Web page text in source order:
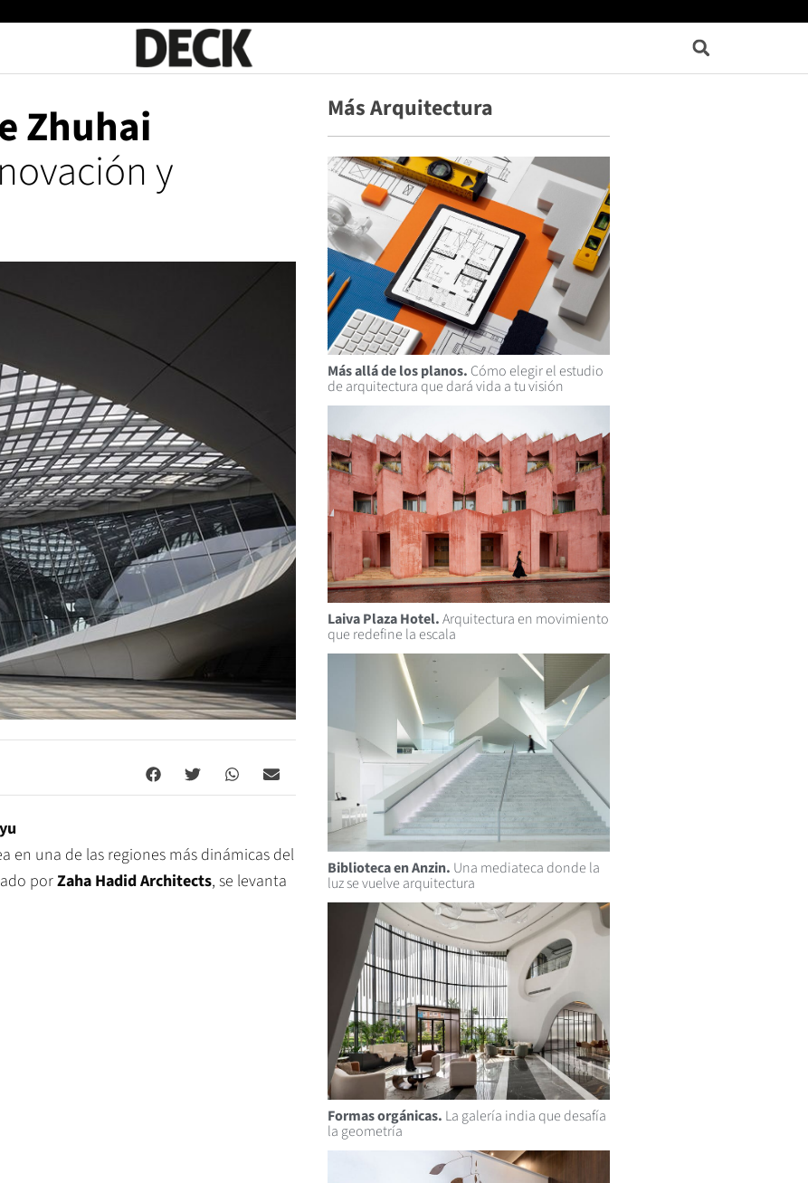
Zhuhai
y
una de las regiones más dinámicas del
porZaha Hadid Architects, se levanta
Más Arquitectura
Más allá de los planos. Cómo elegir el estudio
de arquitectura que dará vida a tu visión
Laiva Plaza Hotel.Arquitectura en movimiento
que redefine la escala
Biblioteca en Anzin. Una mediateca donde la
luz se vuelve arquitectura
Formas orgánicas. La galería india que desafía
la geometría